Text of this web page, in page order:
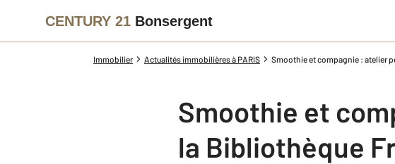
CENTURY 21 Bonsergent
Immobilier Actualités immobilières à PARIS Smoothie et compagnie : atelier
Smoothie et
la Bibliothèque